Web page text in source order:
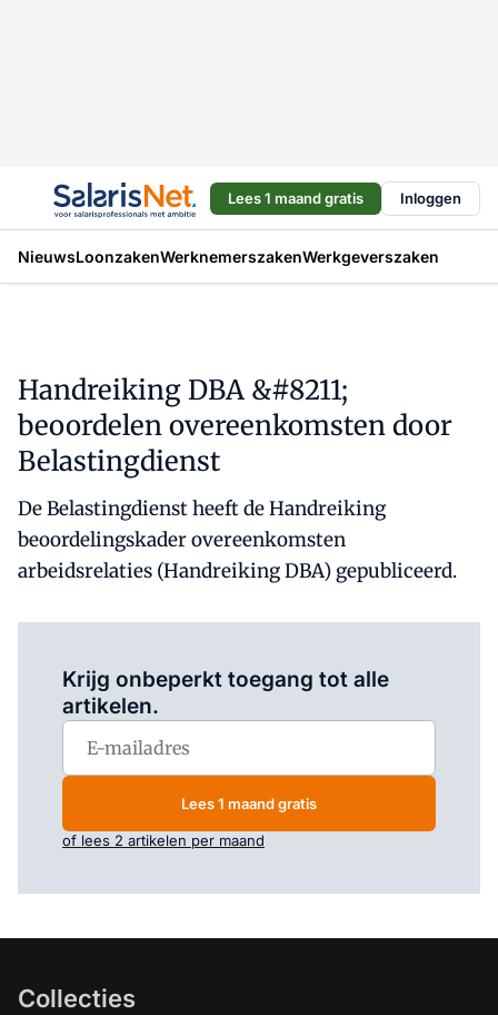
Lees 1 maand gratis Inloggen
NieuwsLoonzakenWerknemerszakenWerkgeverszaken
Handreiking DBA &#8211;
beoordelen overeenkomsten door
Belastingdienst
De Belastingdienst heeft de Handreiking
beoordelingskader overeenkomsten
arbeidsrelaties (Handreiking DBA) gepubliceerd.
Krijg onbeperkt toegang tot alle
artikelen.
Lees 1 maand gratis
of lees 2 artikelen per maand
Collecties